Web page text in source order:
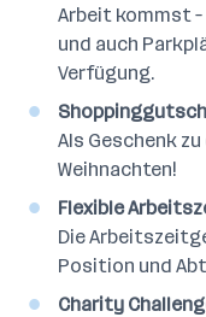
Arbeit kommst
und auch
Verfügung.
Als Geschenk
Weihnachten!
Flexible
Die
Position und
Charity